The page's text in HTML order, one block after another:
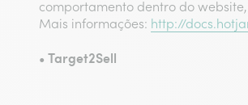
comportamento dentro do
Mais informações: http://
• Target2Sell